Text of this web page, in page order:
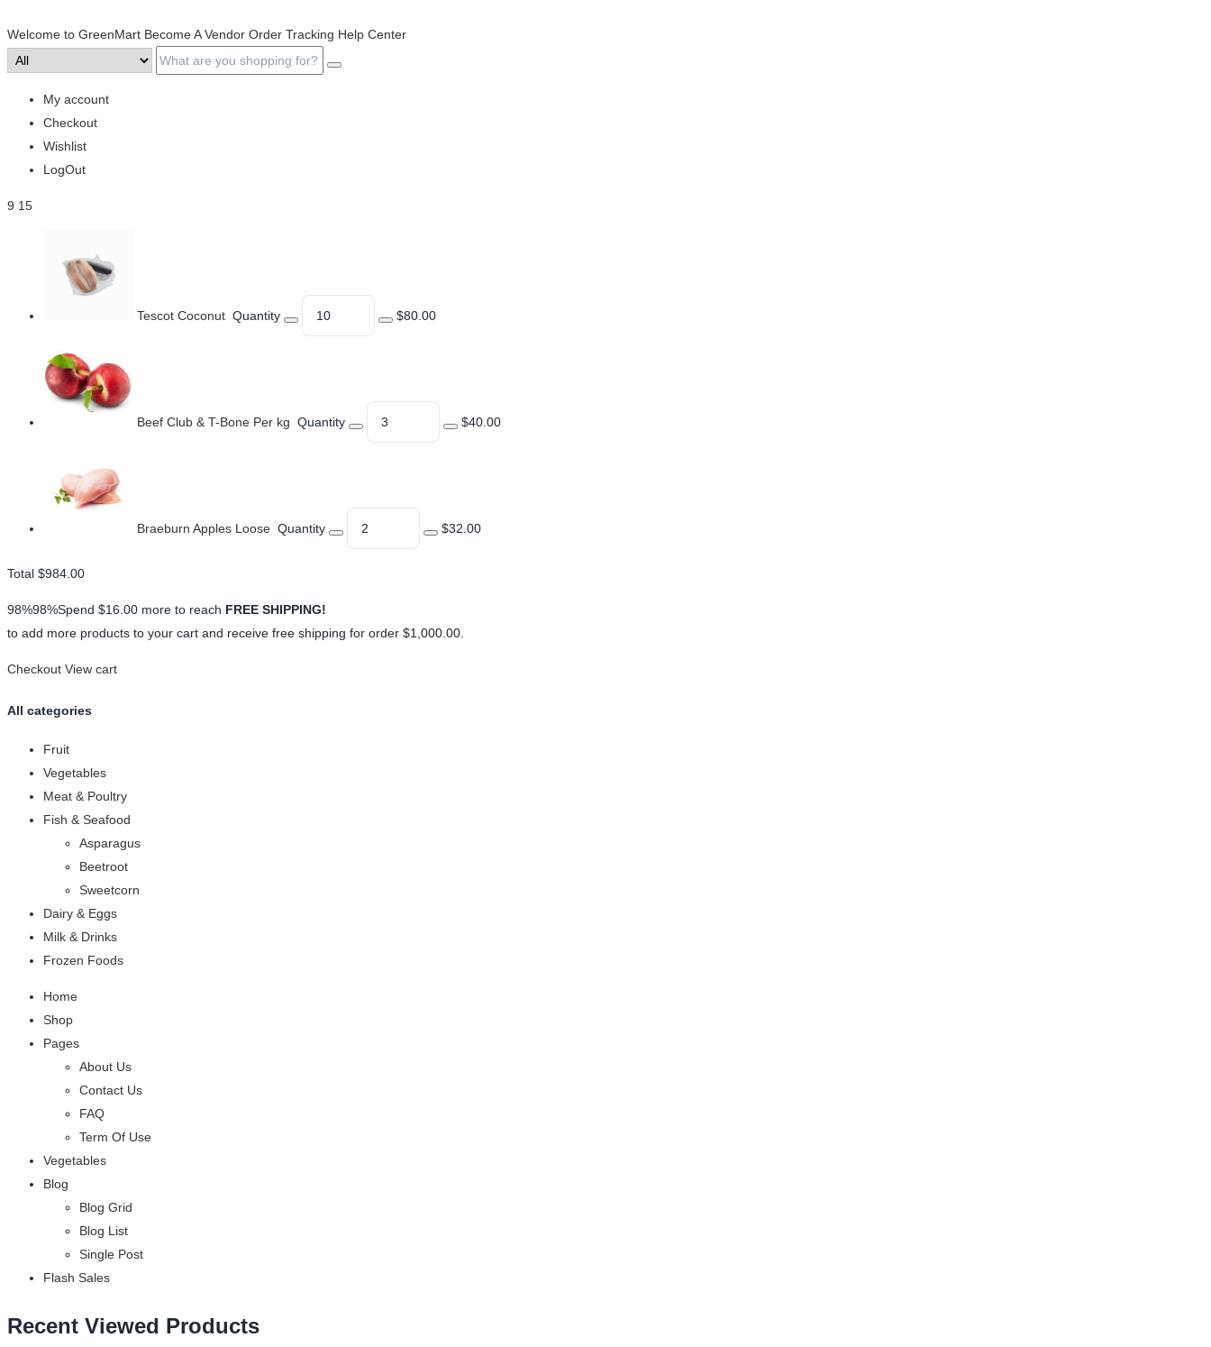
Welcome to GreenMart Become A Vendor Order Tracking Help Center
My account
Checkout
Wishlist
LogOut
9 15
Tescot Coconut Quantity $80.00
Beef Club & T-Bone Per kg Quantity $40.00
Braeburn Apples Loose Quantity $32.00
Total $984.00
98%98%Spend $16.00 more to reach FREE SHIPPING!
to add more products to your cart and receive free shipping for order $1,000.00
Checkout View cart
All categories
Fruit
Vegetables
Meat & Poultry
Fish & Seafood
Asparagus
Beetroot
Sweetcorn
Dairy & Eggs
Milk & Drinks
Frozen Foods
Home
Shop
Pages
About Us
Contact Us
FAQ
Term Of Use
Vegetables
Blog
Blog Grid
Blog List
Single Post
Flash Sales
Recent Viewed Products